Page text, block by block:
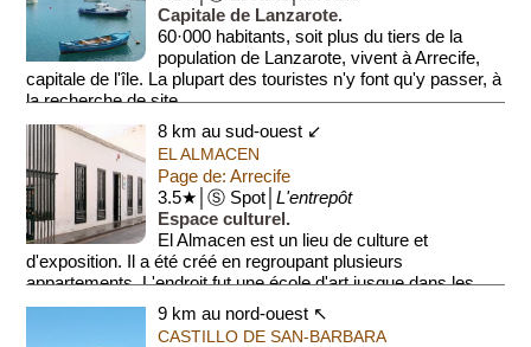
Capitale de Lanzarote.
60·000 habitants, soit plus du tiers de la
population de Lanzarote, vivent à Arrecife,
capitale de l'île. La plupart des touristes n'y font qu'y passer, à
la recherche de site...
8 km au sud-ouest ↙
EL ALMACEN
Page de: Arrecife
3.5★│Ⓢ Spot│L'entrepôt
Espace culturel.
El Almacen est un lieu de culture et
d'exposition. Il a été créé en regroupant plusieurs
appartements. L'endroit fut une école d'art jusque dans les
années 1970, quand César Manriqu...
9 km au nord-ouest ↖
CASTILLO DE SAN-BARBARA